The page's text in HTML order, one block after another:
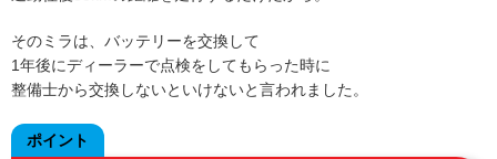
そのミラは、バッテリーを交換して
1年後にディーラーで点検をしてもらった時に
整備士から交換しないといけないと言われました。
ポイント